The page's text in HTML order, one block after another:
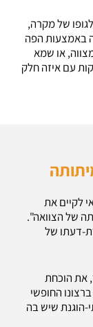
של מקרה,
באמצעות הפה
או שמא
עם איזה חלק
לקיים את
של הצוואה".
דעתו של
את הוכחת
החופשי
הוגנת שיש בה